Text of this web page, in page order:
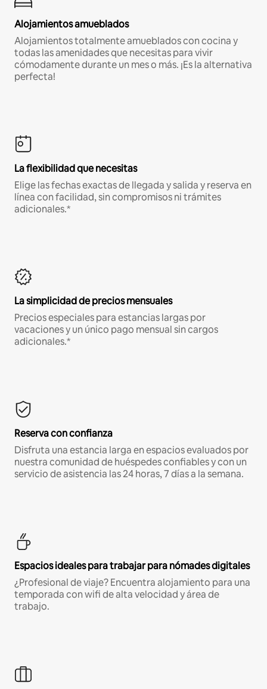
Alojamientos amueblados
Alojamientos totalmente amueblados con cocina y
todas las amenidades que necesitas para vivir
cómodamente durante un mes o más. ¡Es la alternativa
perfecta!
La flexibilidad que necesitas
Elige las fechas exactas de llegada y salida y reserva en
línea con facilidad, sin compromisos ni trámites
adicionales.*
La simplicidad de precios mensuales
Precios especiales para estancias largas por
vacaciones y un único pago mensual sin cargos
adicionales.*
Reserva con confianza
Disfruta una estancia larga en espacios evaluados por
nuestra comunidad de huéspedes confiables y con un
servicio de asistencia las 24 horas, 7 días a la semana.
Espacios ideales para trabajar para nómades digitales
¿Profesional de viaje? Encuentra alojamiento para una
temporada con wifi de alta velocidad y área de
trabajo.